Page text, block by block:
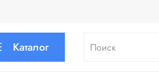
Каталог